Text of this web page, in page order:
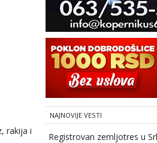
rakija i
NAJNOVIJE VESTI
Registrovan zemljotres u